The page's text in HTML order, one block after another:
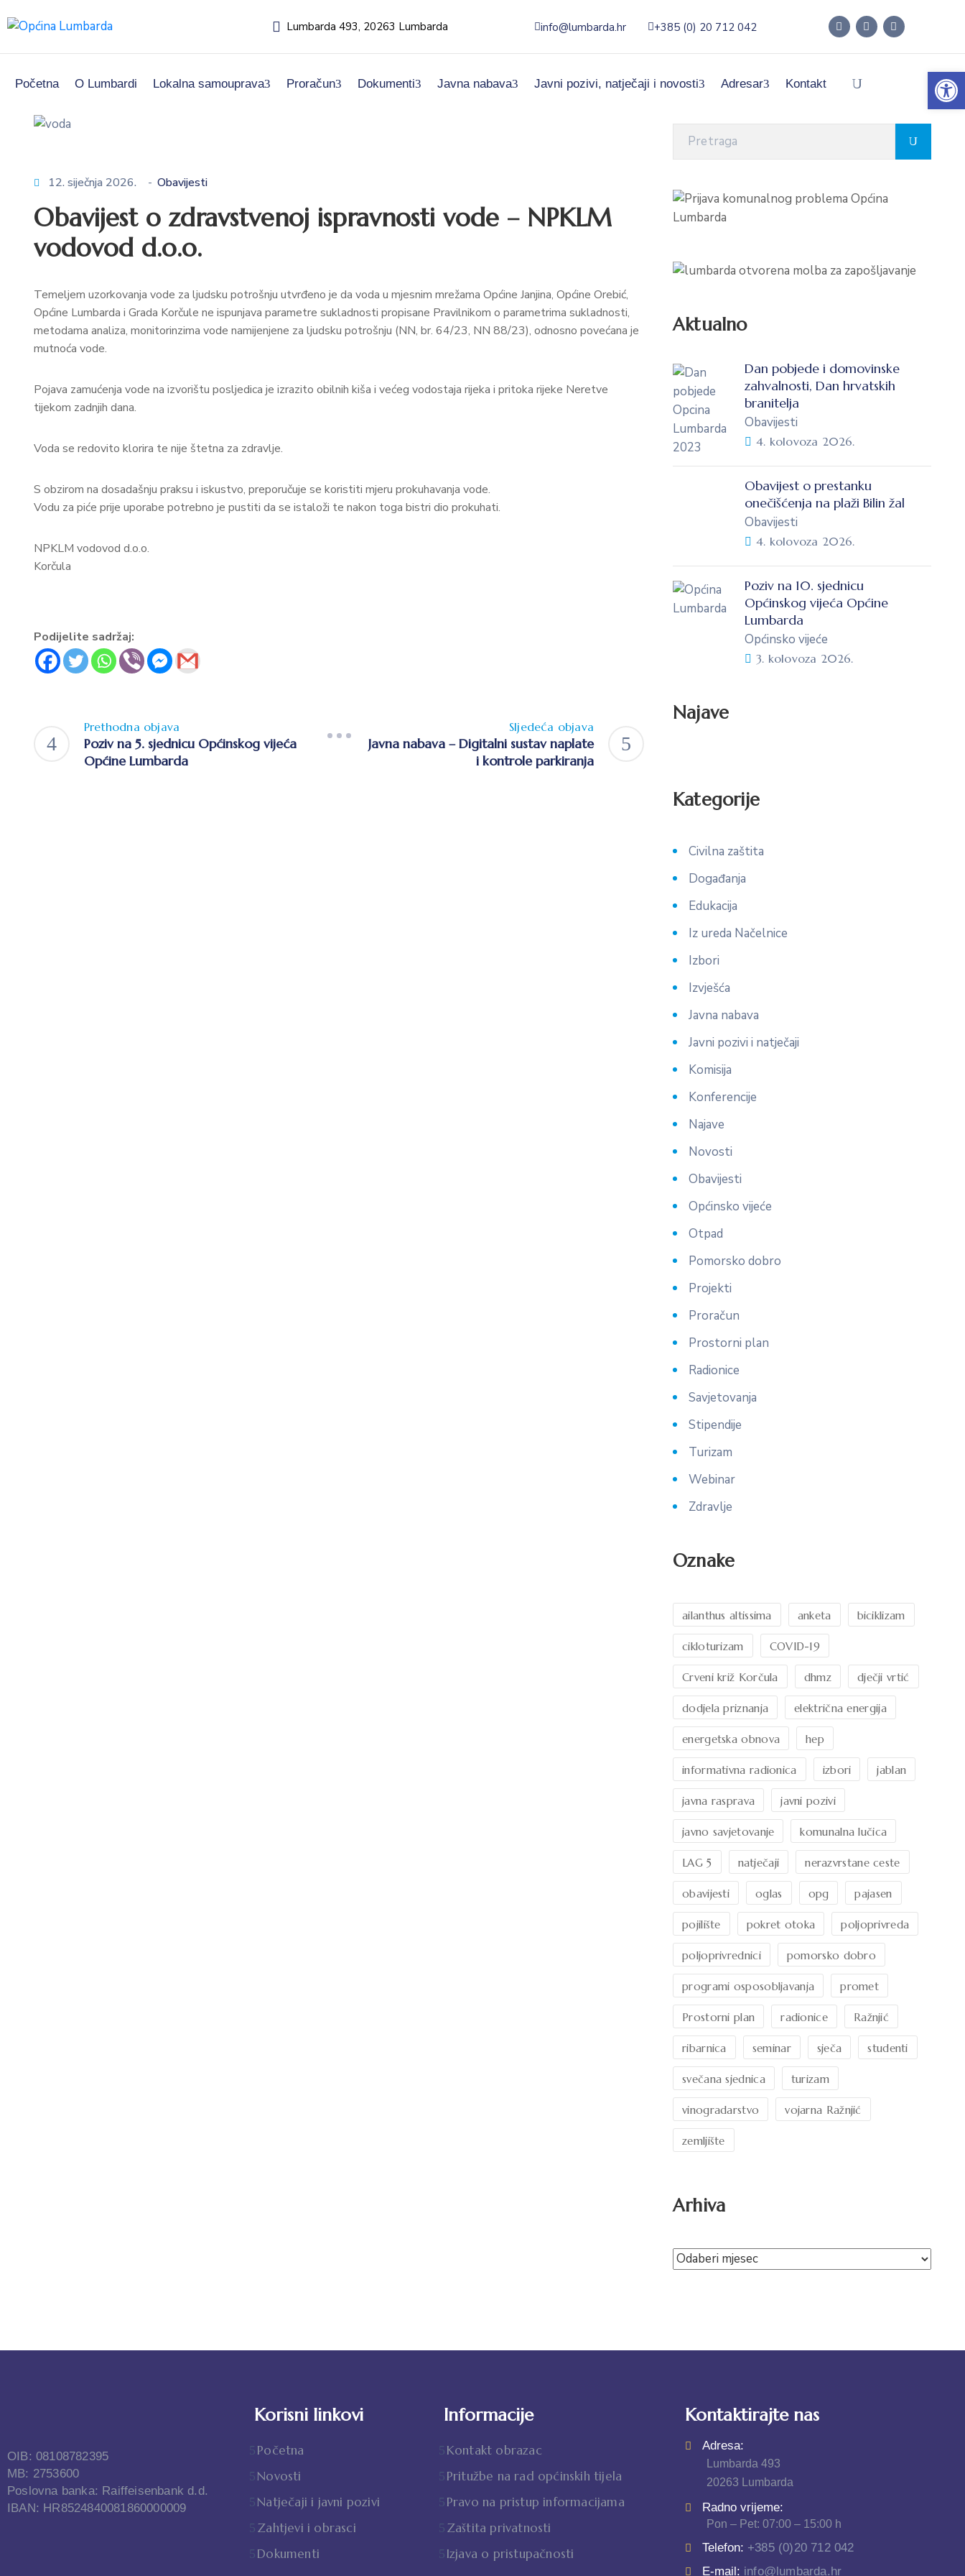
Lumbarda 493, 20263 Lumbarda info@lumbarda.hr +385 (0) 20 712 042
Početna O Lumbardi Lokalna samouprava Proračun Dokumenti Javna nabava Javni pozivi, natječaji i novosti Adresar Kontakt
12. siječnja 2026. - Obavijesti
Obavijest o zdravstvenoj ispravnosti vode – NPKLM
vodovod d.o.o.
Temeljem uzorkovanja vode za ljudsku potrošnju utvrđeno je da voda u mjesnim mrežama Općine Janjina, Općine Orebić,
Općine Lumbarda i Grada Korčule ne ispunjava parametre sukladnosti propisane Pravilnikom o parametrima sukladnosti,
metodama analiza, monitorinzima vode namijenjene za ljudsku potrošnju (NN, br. 64/23, NN 88/23), odnosno povećana je
mutnoća vode.
Pojava zamućenja vode na izvorištu posljedica je izrazito obilnih kiša i većeg vodostaja rijeka i pritoka rijeke Neretve
tijekom zadnjih dana.
Voda se redovito klorira te nije štetna za zdravlje.
S obzirom na dosadašnju praksu i iskustvo, preporučuje se koristiti mjeru prokuhavanja vode.
Vodu za piće prije uporabe potrebno je pustiti da se istaloži te nakon toga bistri dio prokuhati.
NPKLM vodovod d.o.o.
Korčula
Podijelite sadržaj:
Prethodna objava
Poziv na 5. sjednicu Općinskog vijeća
Općine Lumbarda
Sljedeća objava
Javna nabava – Digitalni sustav naplate
i kontrole parkiranja
Aktualno
Dan pobjede i domovinske
zahvalnosti, Dan hrvatskih
branitelja
Obavijesti
4. kolovoza 2026.
Obavijest o prestanku
onečišćenja na plaži Bilin žal
Obavijesti
4. kolovoza 2026.
Poziv na 10. sjednicu
Općinskog vijeća Općine
Lumbarda
Općinsko vijeće
3. kolovoza 2026.
Najave
Kategorije
Civilna zaštita
Događanja
Edukacija
Iz ureda Načelnice
Izbori
Izvješća
Javna nabava
Javni pozivi i natječaji
Komisija
Konferencije
Najave
Novosti
Obavijesti
Općinsko vijeće
Otpad
Pomorsko dobro
Projekti
Proračun
Prostorni plan
Radionice
Savjetovanja
Stipendije
Turizam
Webinar
Zdravlje
Oznake
ailanthus altissima anketa biciklizam
cikloturizam COVID-19
Crveni križ Korčula dhmz dječji vrtić
dodjela priznanja električna energija
energetska obnova hep
informativna radionica izbori jablan
javna rasprava javni pozivi
javno savjetovanje komunalna lučica
LAG 5 natječaji nerazvrstane ceste
obavijesti oglas opg pajasen
pojilište pokret otoka poljoprivreda
poljoprivrednici pomorsko dobro
programi osposobljavanja promet
Prostorni plan radionice Ražnjić
ribarnica seminar sječa studenti
svečana sjednica turizam
vinogradarstvo vojarna Ražnjić
zemljište
Arhiva
OIB: 08108782395
MB: 2753600
Poslovna banka: Raiffeisenbank d.d.
IBAN: HR8524840081860000009
Korisni linkovi
Početna
Novosti
Natječaji i javni pozivi
Zahtjevi i obrasci
Dokumenti
Informacije
Kontakt obrazac
Pritužbe na rad općinskih tijela
Pravo na pristup informacijama
Zaštita privatnosti
Izjava o pristupačnosti
Kontaktirajte nas
Adresa:
Lumbarda 493
20263 Lumbarda
Radno vrijeme:
Pon – Pet: 07:00 – 15:00 h
Telefon: +385 (0)20 712 042
E-mail: info@lumbarda.hr